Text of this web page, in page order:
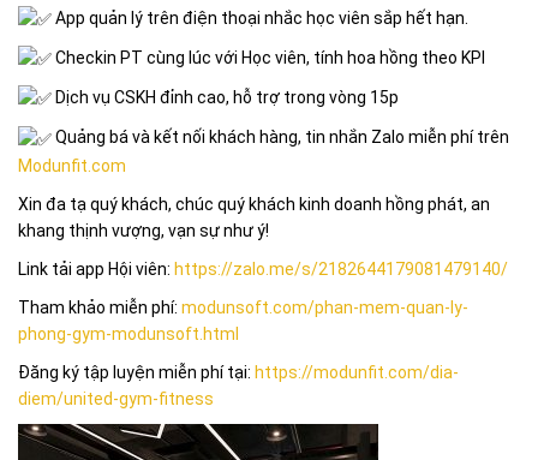
App quản lý trên điện thoại nhắc học viên sắp hết hạn.
Checkin PT cùng lúc với Học viên, tính hoa hồng theo KPI
Dịch vụ CSKH đỉnh cao, hỗ trợ trong vòng 15p
Quảng bá và kết nối khách hàng, tin nhắn Zalo miễn phí trên
Modunfit.com
Xin đa tạ quý khách, chúc quý khách kinh doanh hồng phát, an
khang thịnh vượng, vạn sự như ý!
Link tải app Hội viên: https://zalo.me/s/2182644179081479140/
Tham khảo miễn phí: modunsoft.com/phan-mem-quan-ly-
phong-gym-modunsoft.html
Đăng ký tập luyện miễn phí tại: https://modunfit.com/dia-
diem/united-gym-fitness